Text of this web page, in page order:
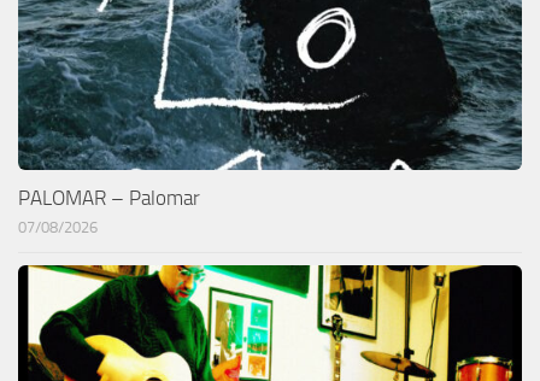
PALOMAR – Palomar
07/08/2026